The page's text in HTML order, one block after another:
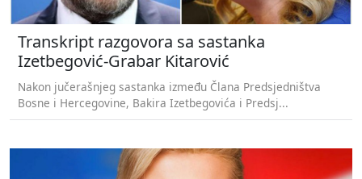
Transkript razgovora sa sastanka
Izetbegović-Grabar Kitarović
Nakon jučerašnjeg sastanka između Člana Predsjedništva
Bosne i Hercegovine, Bakira Izetbegovića i Predsj...